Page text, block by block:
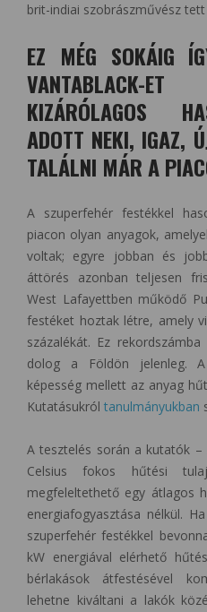
brit-indiai szobrászművész
EZ MÉG SOKÁIG
VANTABLACK-
KIZÁRÓLAGOS
ADOTT NEKI, IGAZ,
TALÁLNI MÁR A
A szuperfehér festékkel
piacon olyan anyagok,
voltak; egyre jobban és
áttörés azonban teljesen
West Lafayettben működő
festéket hoztak létre, amely
százalékát. Ez
dolog a Földön jelenleg. A
képesség mellett az anyag
Kutatásukról tanulmányukban
A tesztelés során a kutatók –
Celsius fokos hűtési
megfeleltethető egy átlagos
energiafogyasztása nélkül.
szuperfehér festékkel
kW energiával elérhető
bérlakások átfestésével
lehetne kiváltani a lakók